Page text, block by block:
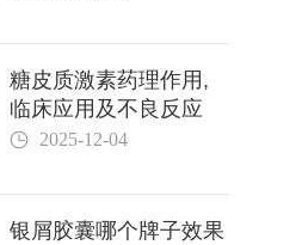
糖皮质激素药理作用,
临床应用及不良反应
2025-12-04
银屑胶囊哪个牌子效果